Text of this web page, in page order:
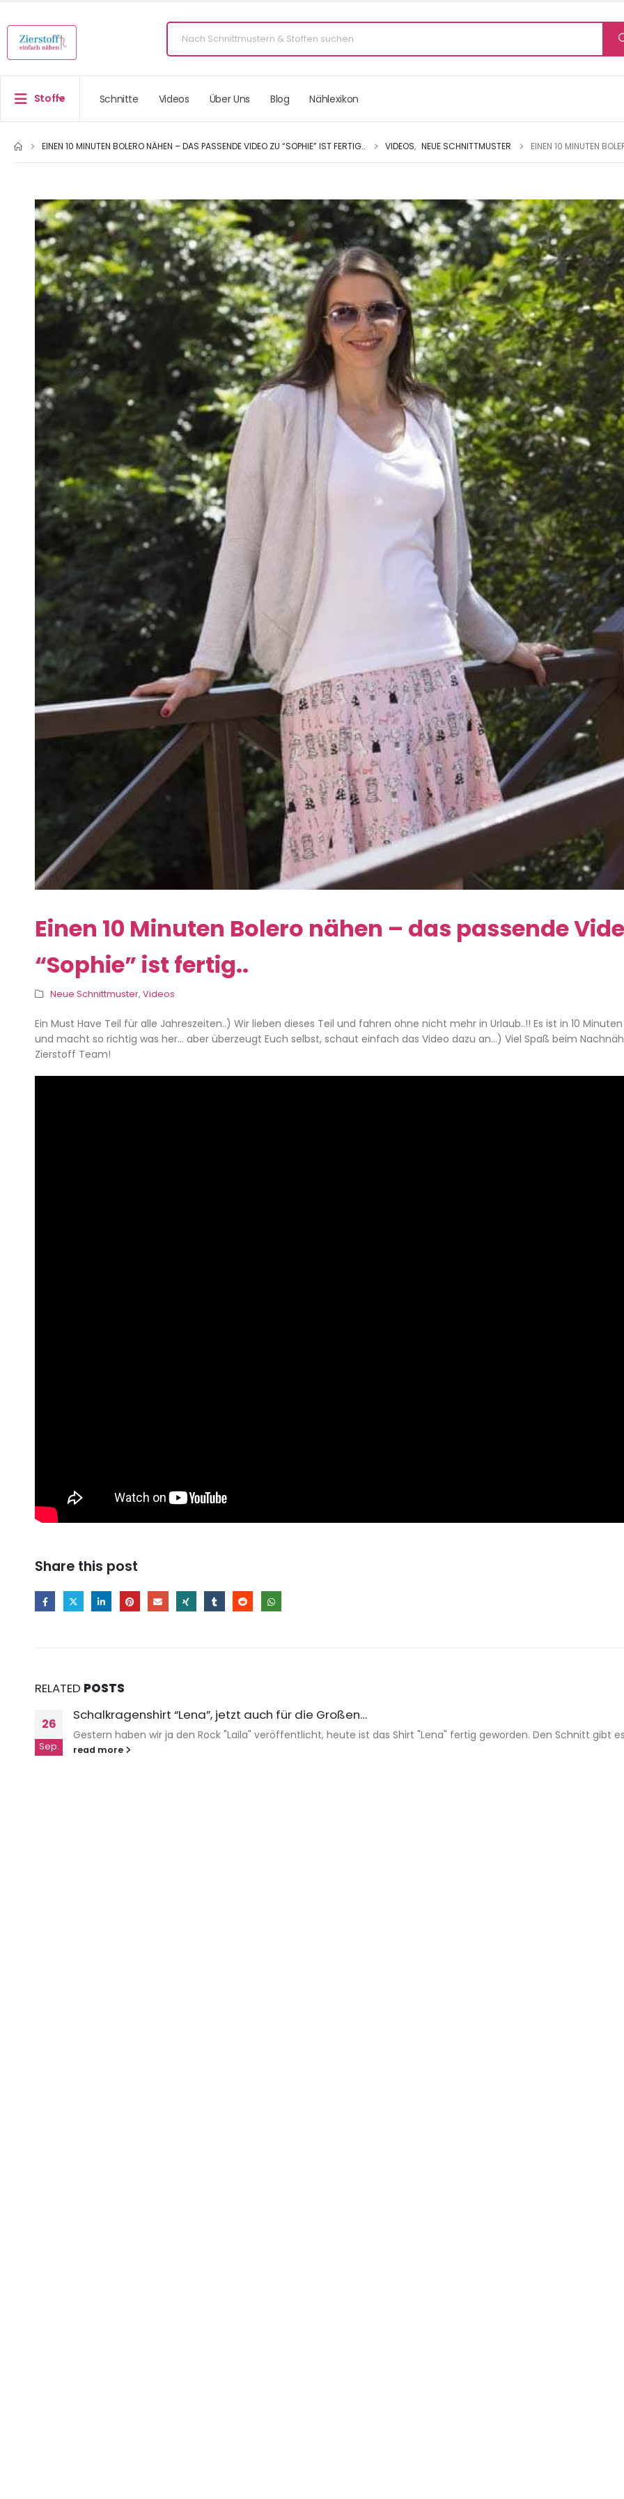
Stoffe Schnitte Videos Über Uns Blog Nählexikon
EINEN 10 MINUTEN BOLERO NÄHEN – DAS PASSENDE VIDEO ZU “SOPHIE” IST FERTIG.. VIDEOS, NEUE SCHNITTMUSTER EINEN 10 MINUTEN
Einen 10 Minuten Bolero nähen – das passende
“Sophie” ist fertig..
Neue Schnittmuster, Videos
Ein Must Have Teil für alle Jahreszeiten..) Wir lieben dieses Teil und fahren ohne nicht mehr in Urlaub..!! Es ist in 10
und macht so richtig was her… aber überzeugt Euch selbst, schaut einfach das Video dazu an…) Viel Spaß beim
Zierstoff Team!
Share this post
RELATED POSTS
26
Sep.
Schalkragenshirt “Lena”, jetzt auch für die Großen…
Gestern haben wir ja den Rock "Laila" veröffentlicht, heute ist das Shirt "Lena" fertig geworden. Den Schnitt gibt
read more